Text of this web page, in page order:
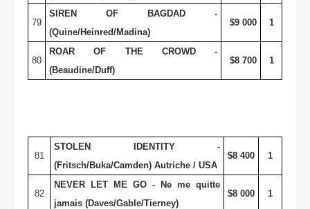
79
SIREN OF BAGDAD -
(Quine/Heinred/Madina)
$9 000 1
80
ROAR OF THE CROWD -
(Beaudine/Duff)
$8 700 1
81
STOLEN IDENTITY -
(Fritsch/Buka/Camden) Autriche / USA
$8 400 1
82
NEVER LET ME GO - Ne me quitte
jamais (Daves/Gable/Tierney)
$8 000 1